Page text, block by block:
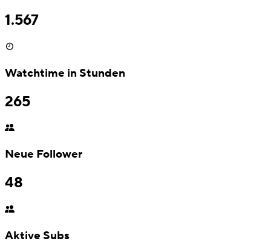
1.567
Watchtime in Stunden
265
Neue Follower
48
Aktive Subs